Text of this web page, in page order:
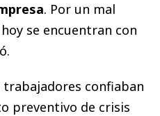
. Por un mal
se encuentran con
confiaban
preventivo de crisis